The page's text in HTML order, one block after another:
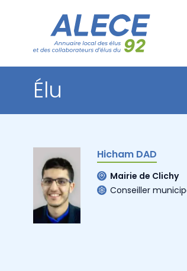
Élu
Hicham DAD
Mairie de Clichy
Conseiller